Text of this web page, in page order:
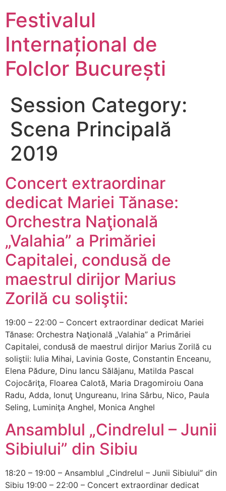
Festivalul
Internațional de
Folclor București
Session Category:
Scena Principală
2019
Concert extraordinar
dedicat Mariei Tănase:
Orchestra Naţională
„Valahia” a Primăriei
Capitalei, condusă de
maestrul dirijor Marius
Zorilă cu soliştii:
19:00 – 22:00 – Concert extraordinar dedicat Mariei
Tănase: Orchestra Naţională „Valahia” a Primăriei
Capitalei, condusă de maestrul dirijor Marius Zorilă cu
soliştii: Iulia Mihai, Lavinia Goste, Constantin Enceanu,
Elena Pădure, Dinu Iancu Sălăjanu, Matilda Pascal
Cojocăriţa, Floarea Calotă, Maria Dragomiroiu Oana
Radu, Adda, Ionuţ Ungureanu, Irina Sârbu, Nico, Paula
Seling, Luminiţa Anghel, Monica Anghel
Ansamblul „Cindrelul – Junii
Sibiului” din Sibiu
18:20 – 19:00 – Ansamblul „Cindrelul – Junii Sibiului” din
Sibiu 19:00 – 22:00 – Concert extraordinar dedicat